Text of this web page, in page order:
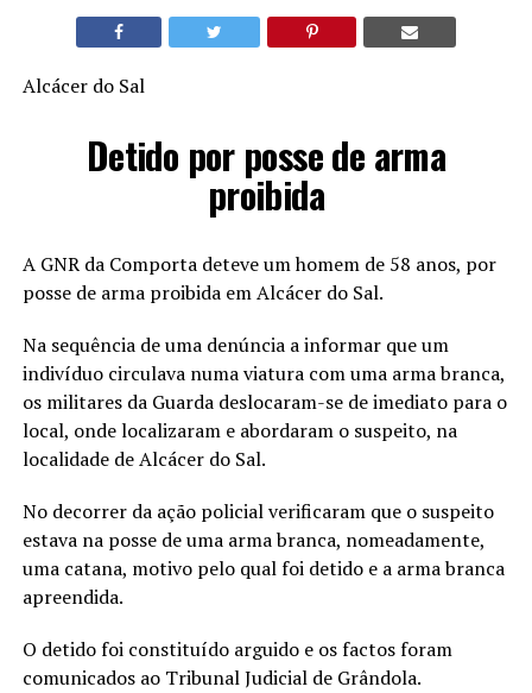
Alcácer do Sal
Detido por posse de arma
proibida
A GNR da Comporta deteve um homem de 58 anos, por
posse de arma proibida em Alcácer do Sal.
Na sequência de uma denúncia a informar que um
indivíduo circulava numa viatura com uma arma branca,
os militares da Guarda deslocaram-se de imediato para o
local, onde localizaram e abordaram o suspeito, na
localidade de Alcácer do Sal.
No decorrer da ação policial verificaram que o suspeito
estava na posse de uma arma branca, nomeadamente,
uma catana, motivo pelo qual foi detido e a arma branca
apreendida.
O detido foi constituído arguido e os factos foram
comunicados ao Tribunal Judicial de Grândola.